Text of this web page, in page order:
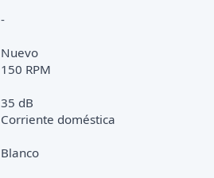
-
Nuevo
150 RPM
35 dB
Corriente doméstica
Blanco